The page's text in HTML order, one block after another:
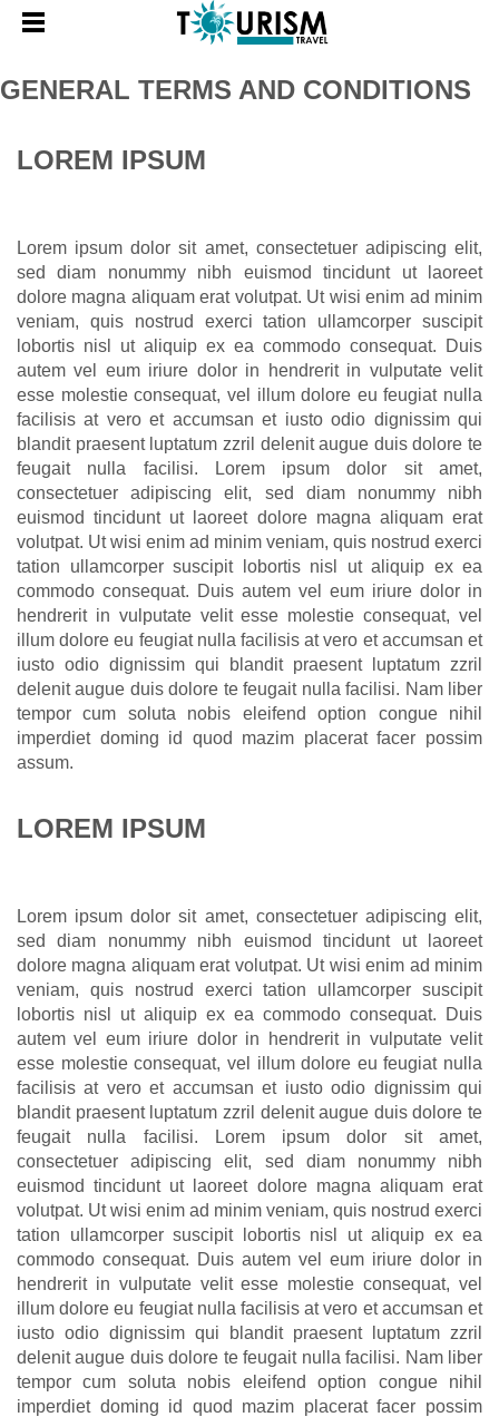
GENERAL TERMS AND CONDITIONS
LOREM IPSUM
Lorem ipsum dolor sit amet, consectetuer adipiscing elit,
sed diam nonummy nibh euismod tincidunt ut laoreet
dolore magna aliquam erat volutpat. Ut wisi enim ad minim
veniam, quis nostrud exerci tation ullamcorper suscipit
lobortis nisl ut aliquip ex ea commodo consequat. Duis
autem vel eum iriure dolor in hendrerit in vulputate velit
esse molestie consequat, vel illum dolore eu feugiat nulla
facilisis at vero et accumsan et iusto odio dignissim qui
blandit praesent luptatum zzril delenit augue duis dolore te
feugait nulla facilisi. Lorem ipsum dolor sit amet,
consectetuer adipiscing elit, sed diam nonummy nibh
euismod tincidunt ut laoreet dolore magna aliquam erat
volutpat. Ut wisi enim ad minim veniam, quis nostrud exerci
tation ullamcorper suscipit lobortis nisl ut aliquip ex ea
commodo consequat. Duis autem vel eum iriure dolor in
hendrerit in vulputate velit esse molestie consequat, vel
illum dolore eu feugiat nulla facilisis at vero et accumsan et
iusto odio dignissim qui blandit praesent luptatum zzril
delenit augue duis dolore te feugait nulla facilisi. Nam liber
tempor cum soluta nobis eleifend option congue nihil
imperdiet doming id quod mazim placerat facer possim
assum.
LOREM IPSUM
Lorem ipsum dolor sit amet, consectetuer adipiscing elit,
sed diam nonummy nibh euismod tincidunt ut laoreet
dolore magna aliquam erat volutpat. Ut wisi enim ad minim
veniam, quis nostrud exerci tation ullamcorper suscipit
lobortis nisl ut aliquip ex ea commodo consequat. Duis
autem vel eum iriure dolor in hendrerit in vulputate velit
esse molestie consequat, vel illum dolore eu feugiat nulla
facilisis at vero et accumsan et iusto odio dignissim qui
blandit praesent luptatum zzril delenit augue duis dolore te
feugait nulla facilisi. Lorem ipsum dolor sit amet,
consectetuer adipiscing elit, sed diam nonummy nibh
euismod tincidunt ut laoreet dolore magna aliquam erat
volutpat. Ut wisi enim ad minim veniam, quis nostrud exerci
tation ullamcorper suscipit lobortis nisl ut aliquip ex ea
commodo consequat. Duis autem vel eum iriure dolor in
hendrerit in vulputate velit esse molestie consequat, vel
illum dolore eu feugiat nulla facilisis at vero et accumsan et
iusto odio dignissim qui blandit praesent luptatum zzril
delenit augue duis dolore te feugait nulla facilisi. Nam liber
tempor cum soluta nobis eleifend option congue nihil
imperdiet doming id quod mazim placerat facer possim